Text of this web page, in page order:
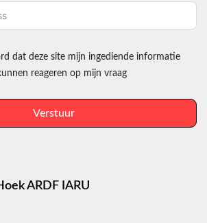
dat deze site mijn ingediende informatie
reageren op mijn vraag
Verstuur
ARDF IARU